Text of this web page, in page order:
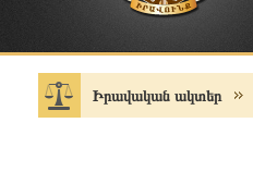
Իրավական ակտեր